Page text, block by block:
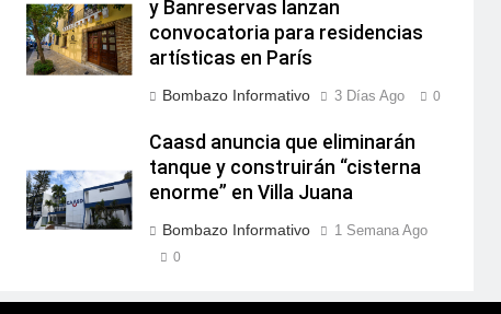
y Banreservas lanzan
convocatoria para residencias
artísticas en París
Bombazo Informativo 3 Días Ago 0
Caasd anuncia que eliminarán
tanque y construirán “cisterna
enorme” en Villa Juana
Bombazo Informativo 1 Semana Ago
0